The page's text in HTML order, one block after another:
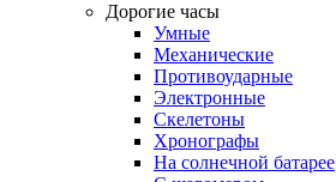
Дорогие часы
Умные
Механические
Противоударные
Электронные
Скелетоны
Хронографы
На солнечной батарее